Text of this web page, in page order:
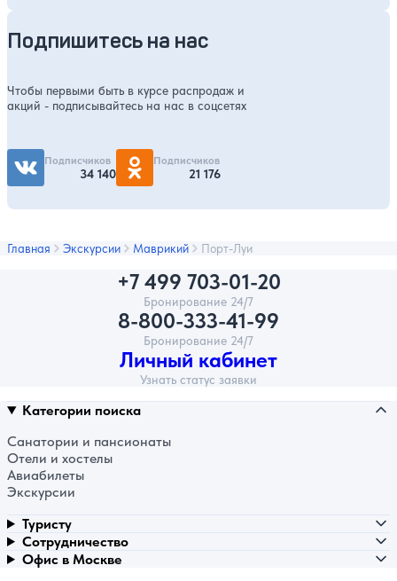
Подпишитесь на нас
Чтобы первыми быть в курсе распродаж и
акций - подписывайтесь на нас в соцсетях
Подписчиков
34 140
Подписчиков
21 176
Главная Экскурсии Маврикий Порт-Луи
+7 499 703-01-20
Бронирование 24/7
8-800-333-41-99
Бронирование 24/7
Личный кабинет
Узнать статус заявки
Категории поиска
Санатории и пансионаты
Отели и хостелы
Авиабилеты
Экскурсии
Туристу
Сотрудничество
Офис в Москве